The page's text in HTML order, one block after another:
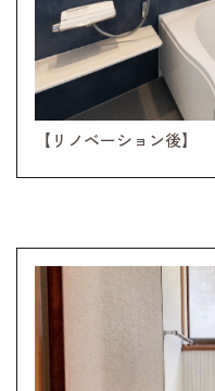
【リノベーション後】